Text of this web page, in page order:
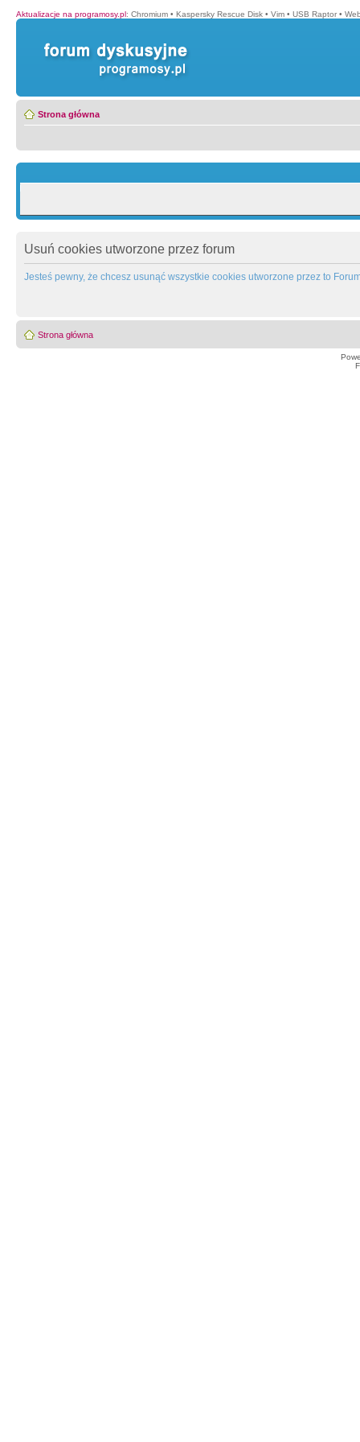
Aktualizacje na programosy.pl: Chromium • Kaspersky Rescue Disk • Vim • USB Raptor •
Strona główna
Usuń cookies utworzone przez forum
Jesteś pewny, że chcesz usunąć wszystkie cookies utworzone przez to
Strona główna